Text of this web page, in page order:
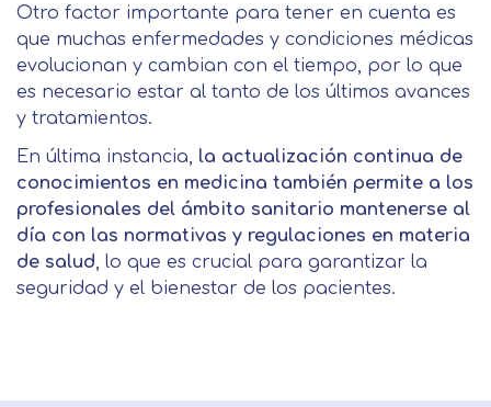
Otro factor importante para tener en cuenta es
que muchas enfermedades y condiciones médicas
evolucionan y cambian con el tiempo, por lo que
es necesario estar al tanto de los últimos avances
y tratamientos.
En última instancia, la actualización continua de
conocimientos en medicina también permite a los
profesionales del ámbito sanitario mantenerse al
día con las normativas y regulaciones en materia
de salud, lo que es crucial para garantizar la
seguridad y el bienestar de los pacientes.